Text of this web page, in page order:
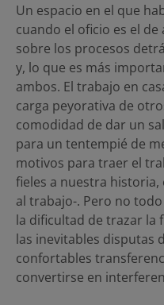
Un espacio en el que
cuando el oficio es el
sobre los procesos
y, lo que es más
ambos. El trabajo en
carga peyorativa de
comodidad de dar un
para un tentempié de
motivos para traer el
fieles a nuestra
al trabajo-. Pero no
la dificultad de trazar la
las inevitables disputas
confortables
convertirse en